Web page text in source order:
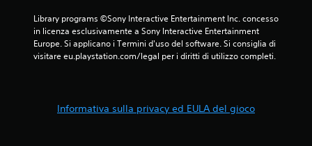
Library programs ©Sony Interactive Entertainment Inc. concesso
in licenza esclusivamente a Sony Interactive Entertainment
Europe. Si applicano i Termini d'uso del software. Si consiglia di
visitare eu.playstation.com/legal per i diritti di utilizzo completi.
Informativa sulla privacy ed EULA del gioco